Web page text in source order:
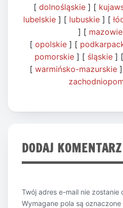
[ dolnośląskie ] [
lubelskie] [ lubuskie] [
] [
[ opolskie ] [
pomorskie] [ śląskie] [
[ warmińsko-mazurskie]
DODAJ KOMENTARZ
Twój adres e-mail nie zostanie
Wymagane pola są oznaczone